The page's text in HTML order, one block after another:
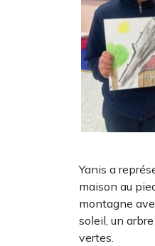
Yanis a
maison au
montagne
soleil, un
vertes.